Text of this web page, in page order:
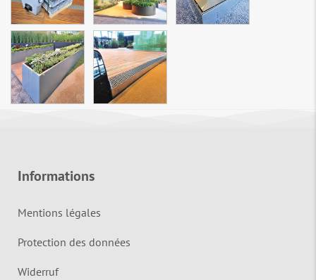
Informations
Mentions légales
Protection des données
Widerruf